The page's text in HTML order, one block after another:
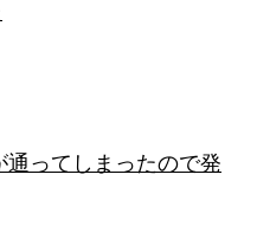
ってしまったので発